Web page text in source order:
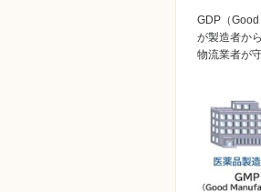
GDP（
が製造者か
物流業者が